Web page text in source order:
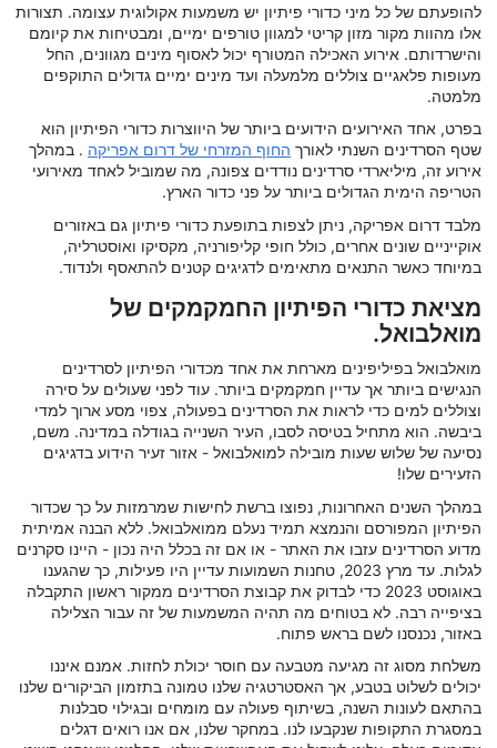
להופעתם של כל מיני כדורי פיתיון יש משמעות אקולוגית עצומה. תצורות
אלו מהוות מקור מזון קריטי למגוון טורפים ימיים, ומבטיחות את קיומם
והישרדותם. אירוע האכילה המטורף יכול לאסוף מינים מגוונים, החל
מעופות פלאגיים צוללים מלמעלה ועד מינים ימיים גדולים התוקפים
מלמטה.
בפרט, אחד האירועים הידועים ביותר של היווצרות כדורי הפיתיון הוא
שטף הסרדינים השנתי לאורך החוף המזרחי של דרום אפריקה . במהלך
אירוע זה, מיליארדי סרדינים נודדים צפונה, מה שמוביל לאחד מאירועי
הטריפה הימית הגדולים ביותר על פני כדור הארץ.
מלבד דרום אפריקה, ניתן לצפות בתופעת כדורי פיתיון גם באזורים
אוקייניים שונים אחרים, כולל חופי קליפורניה, מקסיקו ואוסטרליה,
במיוחד כאשר התנאים מתאימים לדגיגים קטנים להתאסף ולנדוד.
מציאת כדורי הפיתיון החמקמקים של
מואלבואל.
מואלבואל בפיליפינים מארחת את אחד מכדורי הפיתיון לסרדינים
הנגישים ביותר אך עדיין חמקמקים ביותר. עוד לפני שעולים על סירה
וצוללים למים כדי לראות את הסרדינים בפעולה, צפוי מסע ארוך למדי
ביבשה. הוא מתחיל בטיסה לסבו, העיר השנייה בגודלה במדינה. משם,
נסיעה של שלוש שעות מובילה למואלבואל - אזור זעיר הידוע בדגיגים
הזעירים שלו!
במהלך השנים האחרונות, נפוצו ברשת לחישות שמרמזות על כך שכדור
הפיתיון המפורסם והנמצא תמיד נעלם ממואלבואל. ללא הבנה אמיתית
מדוע הסרדינים עזבו את האתר - או אם זה בכלל היה נכון - היינו סקרנים
לגלות. עד מרץ 2023, טחנות השמועות עדיין היו פעילות, כך שהגענו
באוגוסט 2023 כדי לבדוק את קבוצת הסרדינים ממקור ראשון התקבלה
בציפייה רבה. לא בטוחים מה תהיה המשמעות של זה עבור הצלילה
באזור, נכנסנו לשם בראש פתוח.
משלחת מסוג זה מגיעה מטבעה עם חוסר יכולת לחזות. אמנם איננו
יכולים לשלוט בטבע, אך האסטרטגיה שלנו טמונה בתזמון הביקורים שלנו
בהתאם לעונות השנה, בשיתוף פעולה עם מומחים ובגילוי סבלנות
במסגרת התקופות שנקבעו לנו. במחקר שלנו, אם אנו רואים דגלים